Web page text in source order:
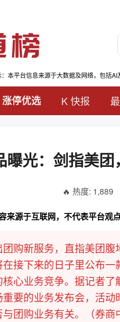
本平台信息来源于大数据及网络，包括
涨停优选 K 快报
光：剑指美团
🔥 热度: 1,889
源于互联网，不代表平台观
团购新服务，直指美团
接下来的日子里公布
心业务竞争。据记者了
要的业务发布会，活
团购业务有关。（券商